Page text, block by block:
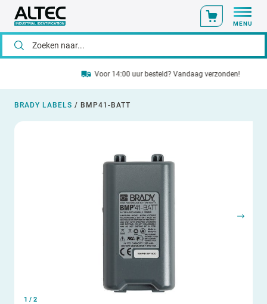
MENU
Voor 14:00 uur besteld? Vandaag verzonden!
BRADY LABELS / BMP41-BATT
1 / 2